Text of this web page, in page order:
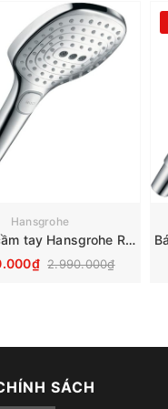
Hansgrohe
Bát sen cầm tay Hansgrohe Raindance Select S 120 3jet 26520000
2.990.000₫
SÁCH